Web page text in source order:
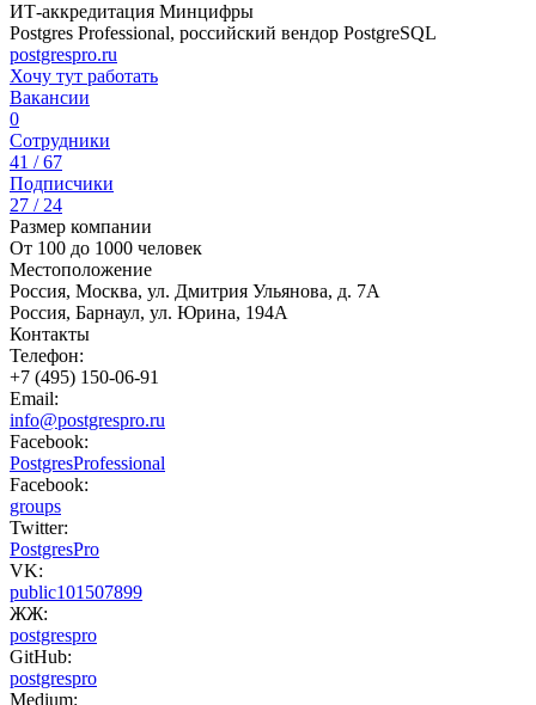
ИТ-аккредитация Минцифры
Postgres Professional, российский вендор PostgreSQL
postgrespro.ru
Хочу тут работать
Вакансии
0
Сотрудники
41 / 67
Подписчики
27 / 24
Размер компании
От 100 до 1000 человек
Местоположение
Россия, Москва, ул. Дмитрия Ульянова, д. 7А
Россия, Барнаул, ул. Юрина, 194А
Контакты
Телефон:
+7 (495) 150-06-91
Email:
info@postgrespro.ru
Facebook:
PostgresProfessional
Facebook:
groups
Twitter:
PostgresPro
VK:
public101507899
ЖЖ:
postgrespro
GitHub:
postgrespro
Medium: